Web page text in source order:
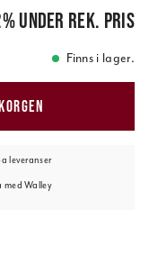
%under rek. pris
Finns i lager.
leveranser
med Walley